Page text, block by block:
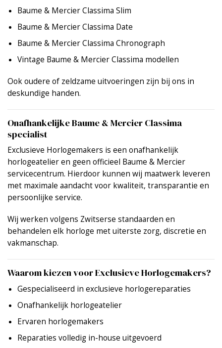
Baume & Mercier Classima Slim
Baume & Mercier Classima Date
Baume & Mercier Classima Chronograph
Vintage Baume & Mercier Classima modellen
Ook oudere of zeldzame uitvoeringen zijn bij ons in
deskundige handen.
Onafhankelijke Baume & Mercier Classima
specialist
Exclusieve Horlogemakers is een onafhankelijk
horlogeatelier en geen officieel Baume & Mercier
servicecentrum. Hierdoor kunnen wij maatwerk leveren
met maximale aandacht voor kwaliteit, transparantie en
persoonlijke service.
Wij werken volgens Zwitserse standaarden en
behandelen elk horloge met uiterste zorg, discretie en
vakmanschap.
Waarom kiezen voor Exclusieve Horlogemakers?
Gespecialiseerd in exclusieve horlogereparaties
Onafhankelijk horlogeatelier
Ervaren horlogemakers
Reparaties volledig in-house uitgevoerd